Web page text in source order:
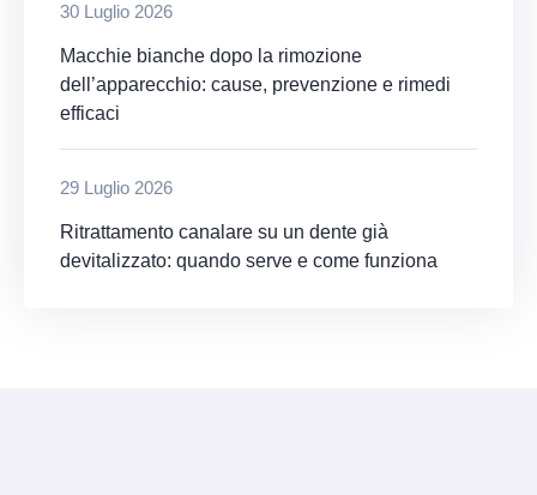
30 Luglio 2026
Macchie bianche dopo la rimozione
dell’apparecchio: cause, prevenzione e rimedi
efficaci
29 Luglio 2026
Ritrattamento canalare su un dente già
devitalizzato: quando serve e come funziona